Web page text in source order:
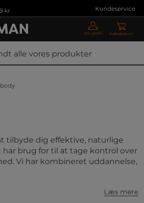
kr Kundeservice
Min profil Indkøbskurv
tilbyde dig effektive, naturlige
har brug for til at tage kontrol over
Vi har kombineret uddannelse,
Læs mere